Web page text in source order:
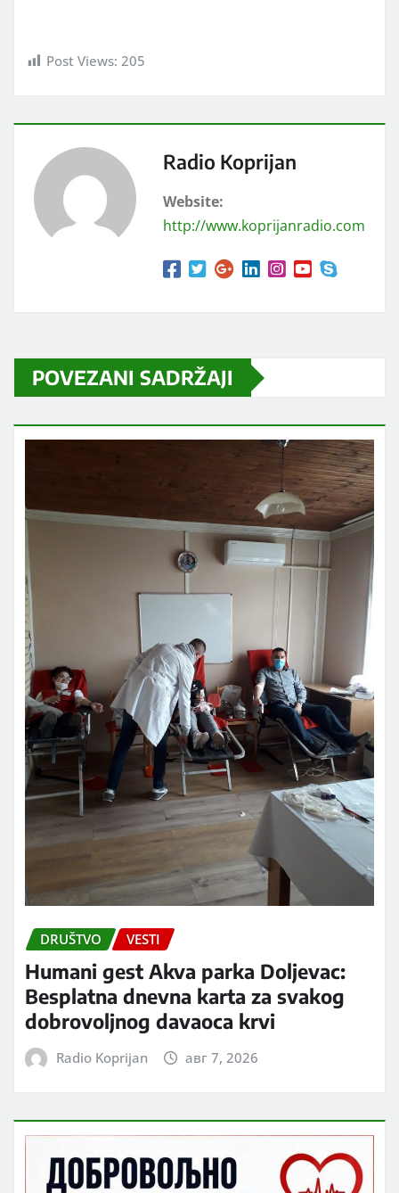
Post Views: 205
Radio Koprijan
Website:
http://www.koprijanradio.com
POVEZANI SADRŽAJI
DRUŠTVO VESTI
Humani gest Akva parka Doljevac:
Besplatna dnevna karta za svakog
dobrovoljnog davaoca krvi
Radio Koprijan авг 7, 2026